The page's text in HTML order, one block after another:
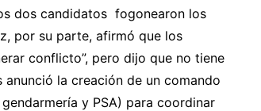
dos candidatos fogonearon los
por su parte, afirmó que los
conflicto”, pero dijo que no tiene
la creación de un comando
y PSA) para coordinar